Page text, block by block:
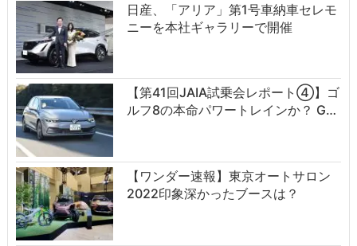
日産、「アリア」第1号車納車セレモ
ニーを本社ギャラリーで開催
【第41回JAIA試乗会レポート④】ゴ
ルフ8の本命パワートレインか？ G…
【ワンダー速報】東京オートサロン
2022印象深かったブースは？